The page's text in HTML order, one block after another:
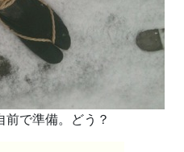
で準備。どう？